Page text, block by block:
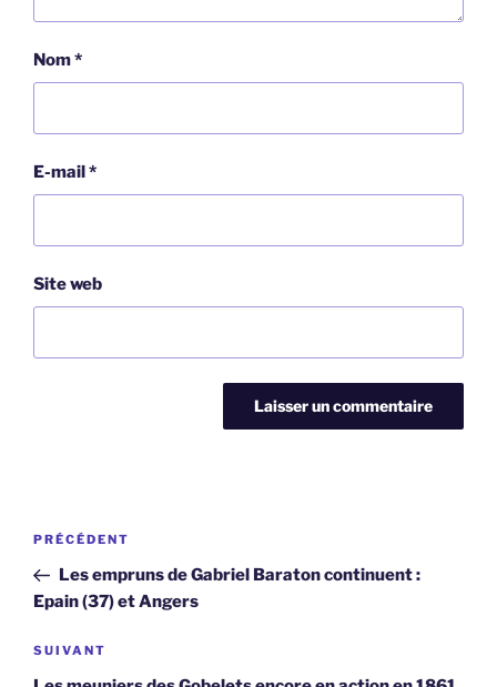
Nom*
E-mail*
Site web
Navigation
l’article
Article
précédent
PRÉCÉDENT
Les empruns de Gabriel Baraton continuent :
Epain (37) et Angers
Article
suivant
SUIVANT